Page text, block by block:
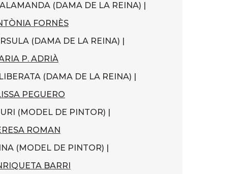
(DAMA DE LA REINA) |
FORNÈS
(DAMA DE LA REINA) |
P. ADRIÀ
(DAMA DE LA REINA) |
PEGUERO
(MODEL DE PINTOR) |
ROMAN
(MODEL DE PINTOR) |
BARRI